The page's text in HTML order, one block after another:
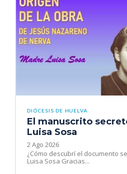
DIÓCESIS DE HUELVA
El manuscrito
Luisa Sosa
2 Ago 2026
¿Cómo descubrí el documento
Luisa Sosa Gracias...